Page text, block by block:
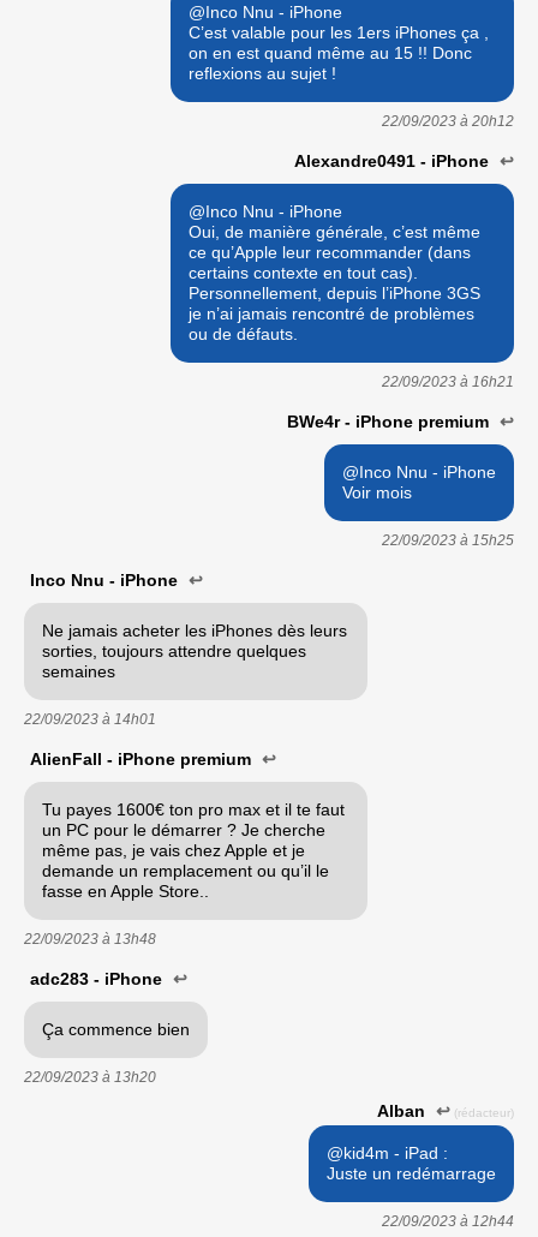
@Inco Nnu - iPhone
C’est valable pour les 1ers iPhones ça ,
on en est quand même au 15 !! Donc
reflexions au sujet !
22/09/2023 à 20h12
Alexandre0491 - iPhone ↩
@Inco Nnu - iPhone
Oui, de manière générale, c’est même
ce qu’Apple leur recommander (dans
certains contexte en tout cas).
Personnellement, depuis l’iPhone 3GS
je n’ai jamais rencontré de problèmes
ou de défauts.
22/09/2023 à 16h21
BWe4r - iPhone premium ↩
@Inco Nnu - iPhone
Voir mois
22/09/2023 à 15h25
Inco Nnu - iPhone ↩
Ne jamais acheter les iPhones dès leurs
sorties, toujours attendre quelques
semaines
22/09/2023 à 14h01
AlienFall - iPhone premium ↩
Tu payes 1600€ ton pro max et il te faut
un PC pour le démarrer ? Je cherche
même pas, je vais chez Apple et je
demande un remplacement ou qu’il le
fasse en Apple Store..
22/09/2023 à 13h48
adc283 - iPhone ↩
Ça commence bien
22/09/2023 à 13h20
Alban ↩ (rédacteur)
@kid4m - iPad :
Juste un redémarrage
22/09/2023 à 12h44